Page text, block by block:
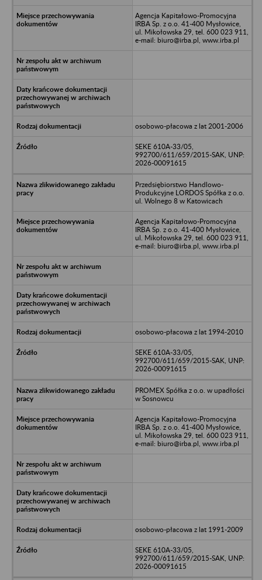
Agencja Kapitałowo-Promocyjna
IRBA Sp. z o.o. 41-400 Mysłowice,
ul. Mikołowska 29, tel. 600 023 911,
e-mail: biuro@irba.pl, www.irba.pl
osobowo-płacowa z lat 2001-2006
SEKE 610A-33/05,
992700/611/659/2015-SAK, UNP:
2026-00091615
Przedsiębiorstwo Handlowo-
Produkcyjne LORDOS Spółka z o.o.
ul. Wolnego 8 w Katowicach
Agencja Kapitałowo-Promocyjna
IRBA Sp. z o.o. 41-400 Mysłowice,
ul. Mikołowska 29, tel. 600 023 911,
e-mail: biuro@irba.pl, www.irba.pl
osobowo-płacowa z lat 1994-2010
SEKE 610A-33/05,
992700/611/659/2015-SAK, UNP:
2026-00091615
PROMEX Spółka z o.o. w upadłości
w Sosnowcu
Agencja Kapitałowo-Promocyjna
IRBA Sp. z o.o. 41-400 Mysłowice,
ul. Mikołowska 29, tel. 600 023 911,
e-mail: biuro@irba.pl, www.irba.pl
osobowo-płacowa z lat 1991-2009
SEKE 610A-33/05,
992700/611/659/2015-SAK, UNP:
2026-00091615